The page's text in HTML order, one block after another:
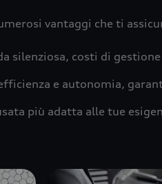
vantaggi che ti
silenziosa, costi di
e autonomia,
più adatta alle tue